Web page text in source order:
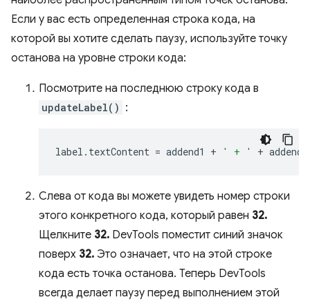
Если у вас есть определенная строка кода, на
которой вы хотите сделать паузу, используйте точку
останова на уровне строки кода:
Посмотрите на последнюю строку кода в
updateLabel() :
label . textContent = addend1 + ' + ' + addend2
Слева от кода вы можете увидеть номер строки
этого конкретного кода, который равен 32.
Щелкните 32. DevTools поместит синий значок
поверх 32. Это означает, что на этой строке
кода есть точка останова. Теперь DevTools
всегда делает паузу перед выполнением этой